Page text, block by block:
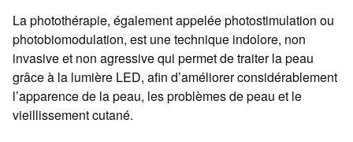
La photothérapie, également appelée photostimulation ou
photobiomodulation, est une technique indolore, non
invasive et non agressive qui permet de traiter la peau
grâce à la lumière LED, afin d’améliorer considérablement
l’apparence de la peau, les problèmes de peau et le
vieillissement cutané.